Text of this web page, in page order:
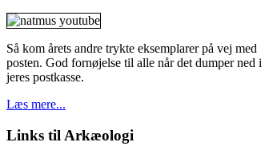
Så kom årets andre trykte eksemplarer på vej med
posten. God fornøjelse til alle når det dumper ned i
jeres postkasse.
Læs mere...
Links til Arkæologi